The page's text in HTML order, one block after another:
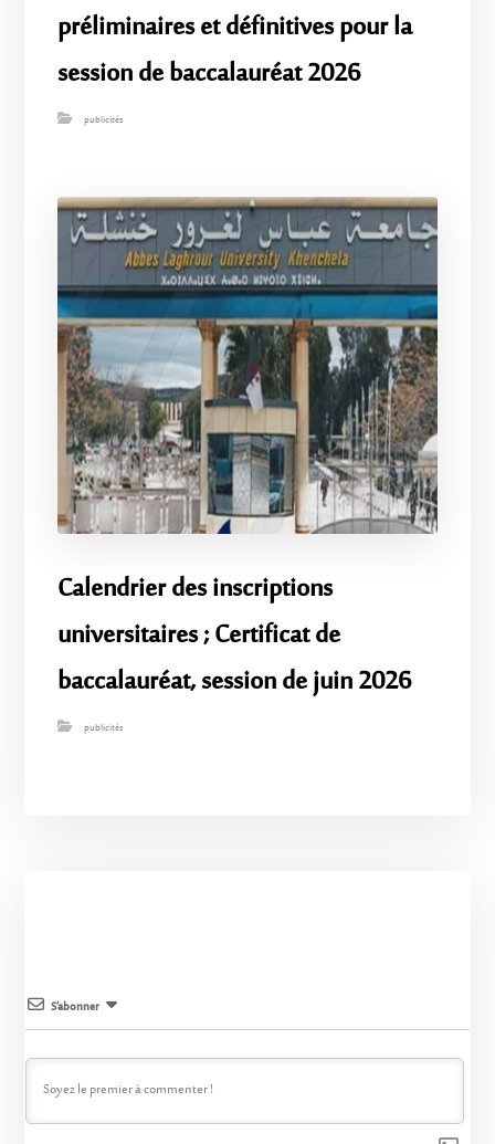
préliminaires et définitives pour la
session de baccalauréat 2026
publicités
Calendrier des inscriptions
universitaires ; Certificat de
baccalauréat, session de juin 2026
publicités
S’abonner